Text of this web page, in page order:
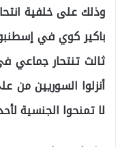
باكير كوي في
ثالث تنتحار جماعي
أنزلوا السوريين من
لا تمنحوا الجنسية